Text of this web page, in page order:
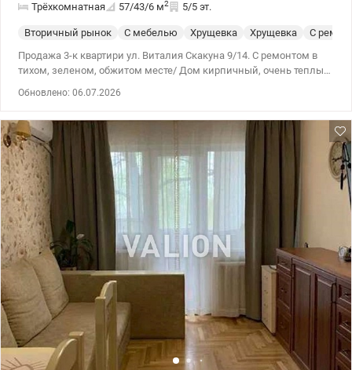
Трёхкомнатная 57/43/6 м2 5/5 эт.
Вторичный рынок С мебелью Хрущевка Хрущевка
С
Продажа 3-к квартири ул. Виталия Скакуна 9/14. С ремонтом в
тихом, зеленом, обжитом месте/ Дом кирпичный, очень теплый,
телевизор. 044 200 10 80 valion.ua/1151127
Обновлено: 06.07.2026